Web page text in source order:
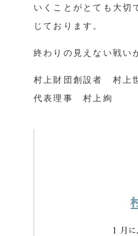
いくことがとても大切
じております。
終わりの見えない戦い
村上財団創設者 村上
代表理事 村上絢